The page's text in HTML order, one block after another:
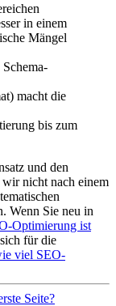
in einem
Mängel
macht die
bis zum
und den
wir nicht nach einem
Wenn Sie neu in
Optimierung ist
für die
viel SEO-
Seite?